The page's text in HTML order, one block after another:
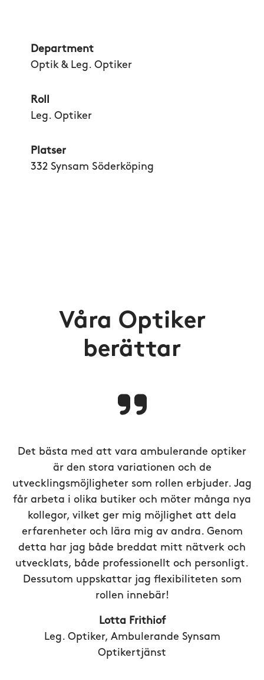
Department
Optik & Leg. Optiker
Roll
Leg. Optiker
Platser
332 Synsam Söderköping
Våra Optiker
berättar
Det bästa med att vara ambulerande optiker
är den stora variationen och de
utvecklingsmöjligheter som rollen erbjuder. Jag
får arbeta i olika butiker och möter många nya
kollegor, vilket ger mig möjlighet att dela
erfarenheter och lära mig av andra. Genom
detta har jag både breddat mitt nätverk och
utvecklats, både professionellt och personligt.
Dessutom uppskattar jag flexibiliteten som
rollen innebär!
Lotta Frithiof
Leg. Optiker, Ambulerande Synsam
Optikertjänst